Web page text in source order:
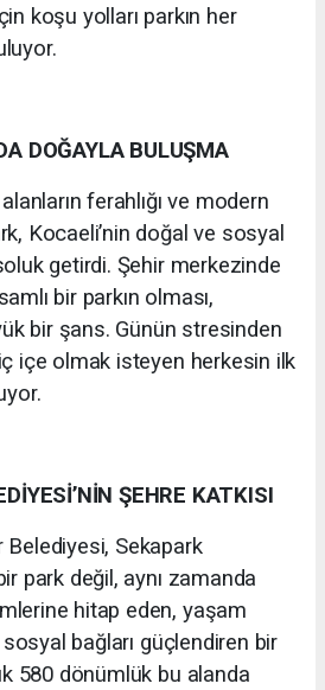
koşu yolları parkın her
DOĞAYLA BULUŞMA
ferahlığı ve modern
Kocaeli’nin doğal ve sosyal
getirdi. Şehir merkezinde
bir parkın olması,
bir şans. Günün stresinden
içe olmak isteyen herkesin ilk
ŞEHRE KATKISI
Sekapark
park değil, aynı zamanda
hitap eden, yaşam
bağları güçlendiren bir
580 dönümlük bu alanda